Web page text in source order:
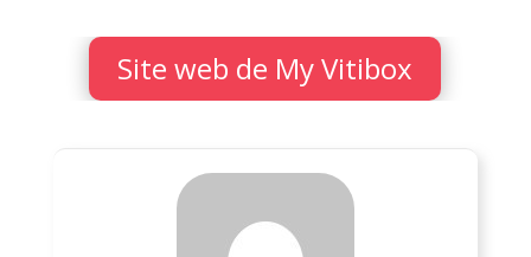
Site web de My Vitibox